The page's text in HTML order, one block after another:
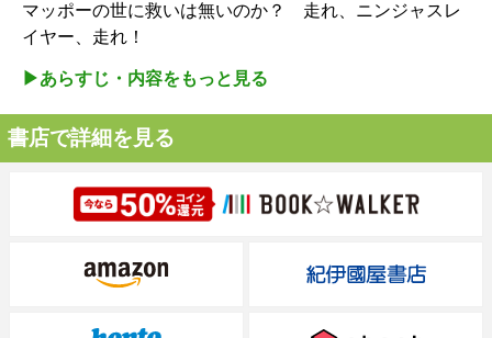
マッポーの世に救いは無いのか？ 走れ、ニンジャスレ
イヤー、走れ！
▶︎あらすじ・内容をもっと見る
書店で詳細を見る